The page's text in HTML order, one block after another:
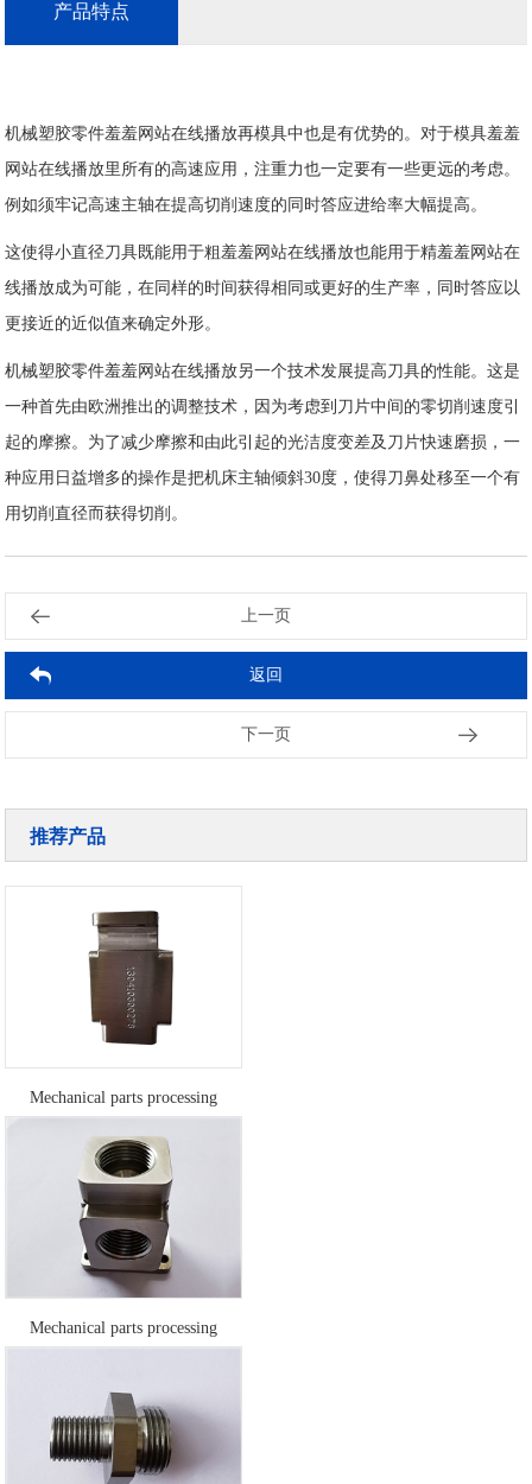
产品特点
机械塑胶零件羞羞网站在线播放再模具中也是有优势的。对于模具羞羞
网站在线播放里所有的高速应用，注重力也一定要有一些更远的考虑。
例如须牢记高速主轴在提高切削速度的同时答应进给率大幅提高。
这使得小直径刀具既能用于粗羞羞网站在线播放也能用于精羞羞网站在
线播放成为可能，在同样的时间获得相同或更好的生产率，同时答应以
更接近的近似值来确定外形。
机械塑胶零件羞羞网站在线播放另一个技术发展提高刀具的性能。这是
一种首先由欧洲推出的调整技术，因为考虑到刀片中间的零切削速度引
起的摩擦。为了减少摩擦和由此引起的光洁度变差及刀片快速磨损，一
种应用日益增多的操作是把机床主轴倾斜30度，使得刀鼻处移至一个有
用切削直径而获得切削。
上一页
返回
下一页
推荐产品
Mechanical parts processing
Mechanical parts processing